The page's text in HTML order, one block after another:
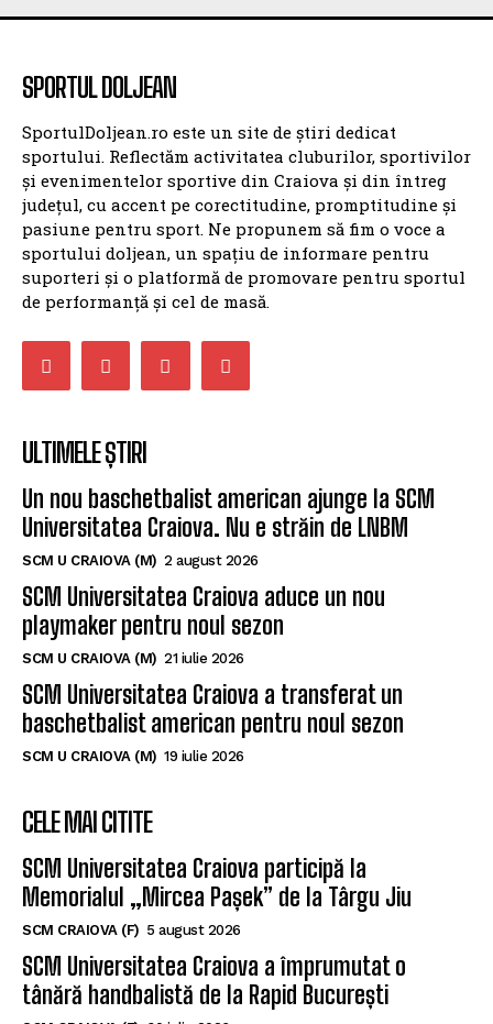
SPORTUL DOLJEAN
SportulDoljean.ro este un site de știri dedicat
sportului. Reflectăm activitatea cluburilor, sportivilor
și evenimentelor sportive din Craiova și din întreg
județul, cu accent pe corectitudine, promptitudine și
pasiune pentru sport. Ne propunem să fim o voce a
sportului doljean, un spațiu de informare pentru
suporteri și o platformă de promovare pentru sportul
de performanță și cel de masă.
ULTIMELE ȘTIRI
Un nou baschetbalist american ajunge la SCM
Universitatea Craiova. Nu e străin de LNBM
SCM U CRAIOVA (M) 2 august 2026
SCM Universitatea Craiova aduce un nou
playmaker pentru noul sezon
SCM U CRAIOVA (M) 21 iulie 2026
SCM Universitatea Craiova a transferat un
baschetbalist american pentru noul sezon
SCM U CRAIOVA (M) 19 iulie 2026
CELE MAI CITITE
SCM Universitatea Craiova participă la
Memorialul „Mircea Pașek” de la Târgu Jiu
SCM CRAIOVA (F) 5 august 2026
SCM Universitatea Craiova a împrumutat o
tânără handbalistă de la Rapid București